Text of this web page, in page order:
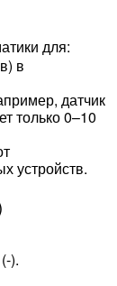
для:
в
датчик
только 0–10
устройств.
).